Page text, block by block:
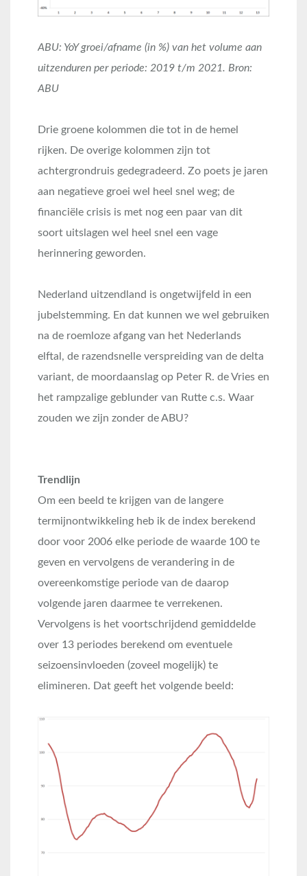
ABU: YoY groei/afname (in %) van het volume aan
uitzenduren per periode: 2019 t/m 2021. Bron:
ABU
Drie groene kolommen die tot in de hemel
rijken. De overige kolommen zijn tot
achtergrondruis gedegradeerd. Zo poets je jaren
aan negatieve groei wel heel snel weg; de
financiële crisis is met nog een paar van dit
soort uitslagen wel heel snel een vage
herinnering geworden.
Nederland uitzendland is ongetwijfeld in een
jubelstemming. En dat kunnen we wel gebruiken
na de roemloze afgang van het Nederlands
elftal, de razendsnelle verspreiding van de delta
variant, de moordaanslag op Peter R. de Vries en
het rampzalige geblunder van Rutte c.s. Waar
zouden we zijn zonder de ABU?
Trendlijn
Om een beeld te krijgen van de langere
termijnontwikkeling heb ik de index berekend
door voor 2006 elke periode de waarde 100 te
geven en vervolgens de verandering in de
overeenkomstige periode van de daarop
volgende jaren daarmee te verrekenen.
Vervolgens is het voortschrijdend gemiddelde
over 13 periodes berekend om eventuele
seizoensinvloeden (zoveel mogelijk) te
elimineren. Dat geeft het volgende beeld: